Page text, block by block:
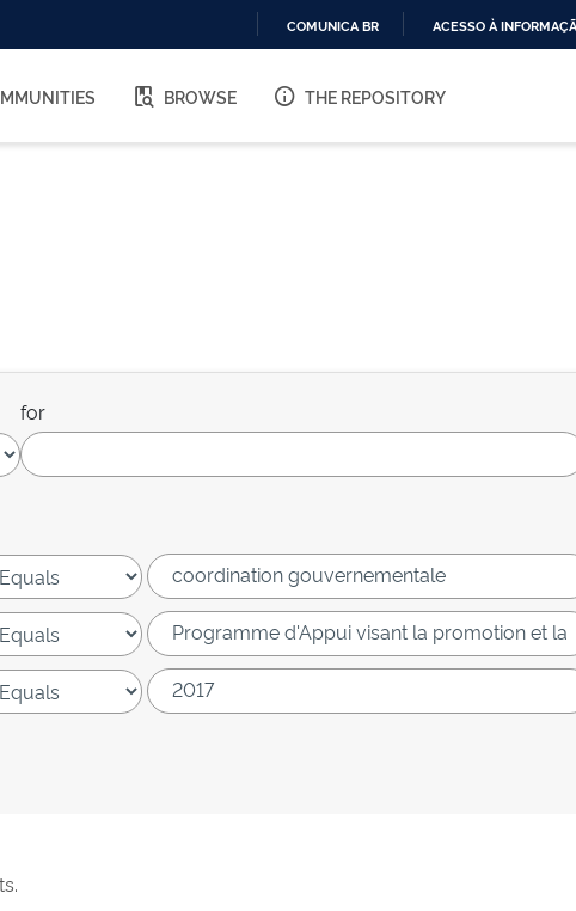
O
COMUNICA BR ACESSO À
BROWSE THE REPOSITORY
for